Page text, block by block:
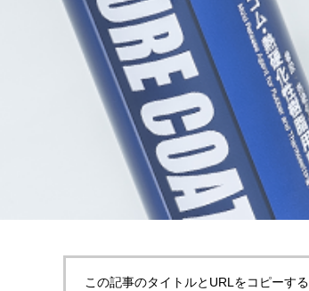
この記事のタイトルとURLをコピーする